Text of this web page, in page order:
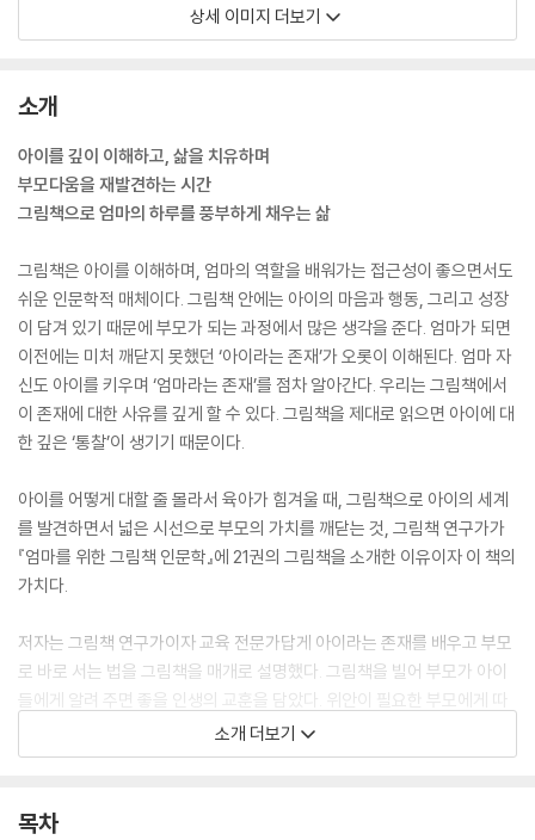
상세 이미지 더보기
소개
아이를 깊이 이해하고, 삶을 치유하며
부모다움을 재발견하는 시간
그림책으로 엄마의 하루를 풍부하게 채우는 삶
그림책은 아이를 이해하며, 엄마의 역할을 배워가는 접근성이 좋으면서도
쉬운 인문학적 매체이다. 그림책 안에는 아이의 마음과 행동, 그리고 성장
이 담겨 있기 때문에 부모가 되는 과정에서 많은 생각을 준다. 엄마가 되면
이전에는 미처 깨닫지 못했던 ‘아이라는 존재’가 오롯이 이해된다. 엄마 자
신도 아이를 키우며 ‘엄마라는 존재’를 점차 알아간다. 우리는 그림책에서
이 존재에 대한 사유를 깊게 할 수 있다. 그림책을 제대로 읽으면 아이에 대
한 깊은 ‘통찰’이 생기기 때문이다.
아이를 어떻게 대할 줄 몰라서 육아가 힘겨울 때, 그림책으로 아이의 세계
를 발견하면서 넓은 시선으로 부모의 가치를 깨닫는 것, 그림책 연구가가
『엄마를 위한 그림책 인문학』에 21권의 그림책을 소개한 이유이자 이 책의
가치다.
저자는 그림책 연구가이자 교육 전문가답게 아이라는 존재를 배우고 부모
로 바로 서는 법을 그림책을 매개로 설명했다. 그림책을 빌어 부모가 아이
들에게 알려 주면 좋을 인생의 교훈을 담았다. 위안이 필요한 부모에게 따
뜻한 선물 같은 이야기도 있다. 그림책의 주제와 연관된 105개의 질문과
연이어 21권의 책을 더 추천해 풍부한 독서를 권한다.
엄마가 그림책을 읽고 육아, 관계, 나다움에 대해 배우면 결국, 아이의 삶
소개 더보기
목차